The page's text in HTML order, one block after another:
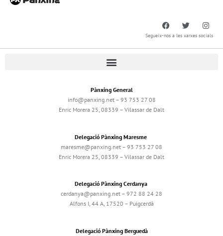
Segueix-nos a les xarxes socials
Pànxing General
info@panxing.net – 93 753 27 08
Enric Morera 25, 08339 – Vilassar de Dalt
Delegació Pànxing Maresme
maresme@panxing.net – 93 753 27 08
Enric Morera 25, 08339 – Vilassar de Dalt
Delegació Pànxing Cerdanya
cerdanya@panxing.net – 972 88 24 28
Alfons I, 44 A, 17520 – Puigcerdà
Delegació Pànxing Berguedà